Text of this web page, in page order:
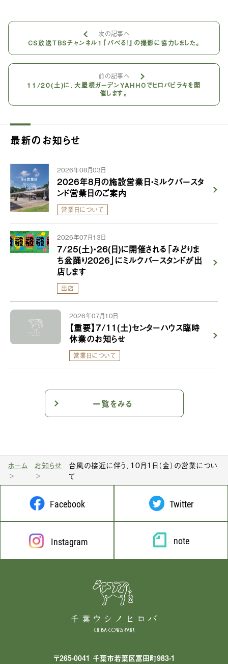
次の記事へ
CS放送TBSチャンネル１『バベる！』の撮影に協力しました。
前の記事へ
11/20(土)に、大屋根ガーデンYAHHOでヒロバビラキを開
催します。
最新のお知らせ
2026年08月03日
2026年8月の施設営業日・ミルクバースタ
ンド営業日のご案内
営業日について
2026年07月13日
7/25(土)・26(日)に開催される「みどりま
ち盆踊り2026」にミルクバースタンドが出
店します
出店
2026年07月10日
【重要】7/11(土)センターハウス臨時
休業のお知らせ
営業日について
一覧をみる
ホーム お知らせ
台風の接近に伴う、10月1日（金）の営業につい
て
Facebook Twitter
Instagram note
〒265-0041 千葉市若葉区富田町983-1